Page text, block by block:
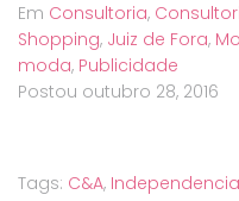
Em Consultoria,
Shopping, Juiz de Fora,
moda, Publicidade
Postou outubro 28, 2016
Tags: C&A,